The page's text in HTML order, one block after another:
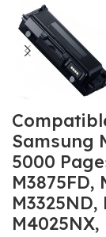
Samsung
5000
M3875FD,
M3325ND,
M4025NX,